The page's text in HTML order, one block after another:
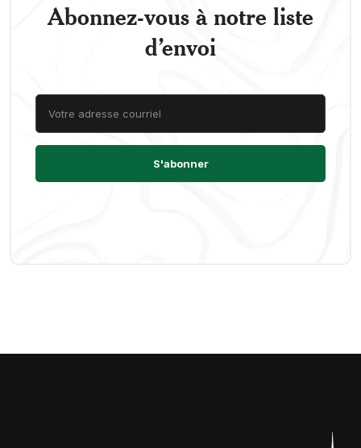
Abonnez-vous à notre liste
d’envoi